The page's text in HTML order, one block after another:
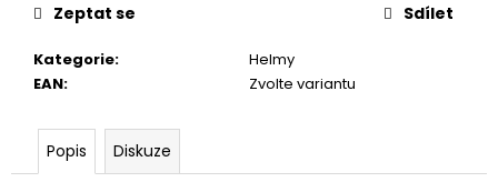
Kategorie:
Helmy
EAN: Zvolte variantu
Zeptat se Sdílet
Popis Diskuze